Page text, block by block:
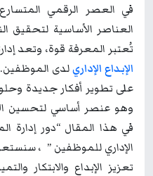
في العصر الرقمي
العناصر الأساسية لتحقيق
تُعتبر المعرفة قوة، وتعد
الإبداع الإداريلدى الموظفين.
على تطوير أفكار جديدة
وهو عنصر أساسي لتحسين
في هذا المقال “دور إدارة
الإداري للموظفين ” ،
تعزيز الإبداع والابتكار